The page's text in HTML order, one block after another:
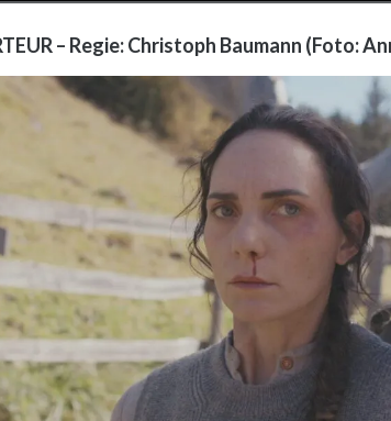
– Regie: Christoph Baumann (Foto: